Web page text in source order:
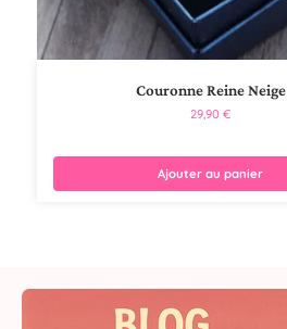
Couronne Reine Neige
29,90€
Ajouter au panier